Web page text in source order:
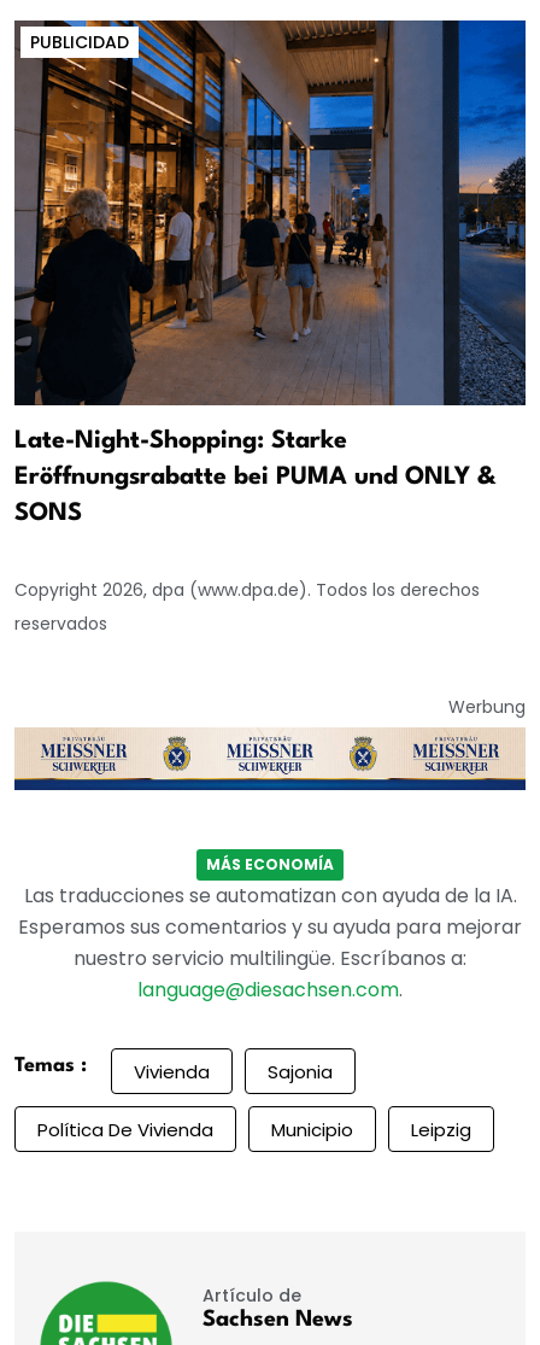
PUBLICIDAD
Late-Night-Shopping: Starke
Eröffnungsrabatte bei PUMA und ONLY &
SONS
Copyright 2026, dpa (www.dpa.de). Todos los derechos
reservados
Werbung
MÁS ECONOMÍA
Las traducciones se automatizan con ayuda de la IA.
Esperamos sus comentarios y su ayuda para mejorar
nuestro servicio multilingüe. Escríbanos a:
language@diesachsen.com.
Temas : Vivienda Sajonia
Política De Vivienda Municipio Leipzig
Artículo de
Sachsen News